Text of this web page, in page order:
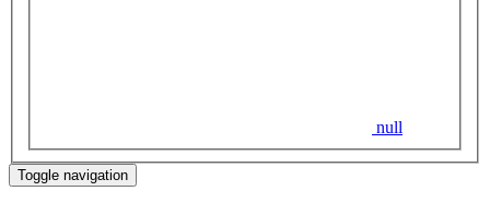
null
Toggle navigation